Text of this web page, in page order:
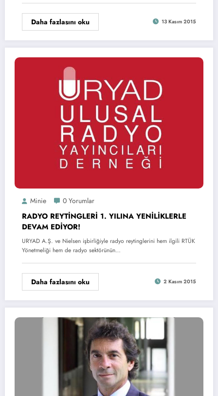
Daha fazlasını oku 13 Kasım 2015
Minie 0 Yorumlar
RADYO REYTİNGLERİ 1. YILINA YENİLİKLERLE
DEVAM EDİYOR!
URYAD A.Ş. ve Nielsen işbirliğiyle radyo reytinglerini hem ilgili RTÜK
Yönetmeliği hem de radyo sektörünün…
Daha fazlasını oku 2 Kasım 2015